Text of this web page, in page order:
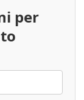
per